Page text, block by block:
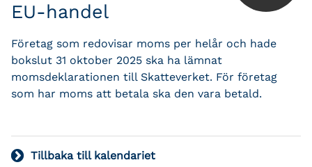
EU-handel
Företag som redovisar moms per helår och hade
bokslut 31 oktober 2025 ska ha lämnat
momsdeklarationen till Skatteverket. För företag
som har moms att betala ska den vara betald.
Tillbaka till kalendariet